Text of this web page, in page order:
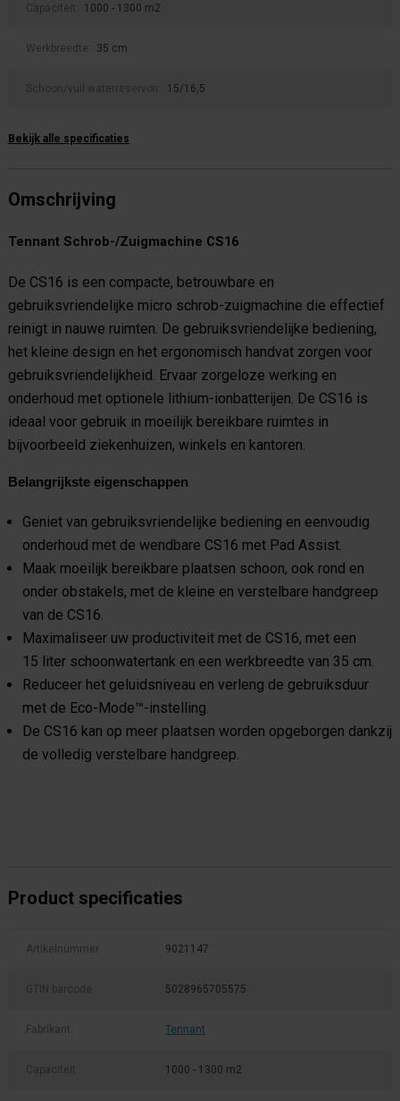
Capaciteit: 1000 - 1300 m2
Werkbreedte: 35 cm
Schoon/vuil waterreservoir: 15/16,5
Bekijk alle specificaties
Omschrijving
Tennant Schrob-/Zuigmachine CS16
De CS16 is een compacte, betrouwbare en
gebruiksvriendelijke micro schrob-zuigmachine die effectief
reinigt in nauwe ruimten. De gebruiksvriendelijke bediening,
het kleine design en het ergonomisch handvat zorgen voor
gebruiksvriendelijkheid. Ervaar zorgeloze werking en
onderhoud met optionele lithium-ionbatterijen. De CS16 is
ideaal voor gebruik in moeilijk bereikbare ruimtes in
bijvoorbeeld ziekenhuizen, winkels en kantoren.
Belangrijkste eigenschappen
Geniet van gebruiksvriendelijke bediening en eenvoudig
onderhoud met de wendbare CS16 met Pad Assist.
Maak moeilijk bereikbare plaatsen schoon, ook rond en
onder obstakels, met de kleine en verstelbare handgreep
van de CS16.
Maximaliseer uw productiviteit met de CS16, met een
15 liter schoonwatertank en een werkbreedte van 35 cm.
Reduceer het geluidsniveau en verleng de gebruiksduur
met de Eco-Mode™-instelling.
De CS16 kan op meer plaatsen worden opgeborgen dankzij
de volledig verstelbare handgreep.
Product specificaties
Artikelnummer 9021147
GTIN barcode 5028965705575
Fabrikant: Tennant
Capaciteit 1000 - 1300 m2